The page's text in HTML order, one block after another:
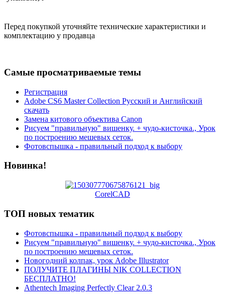
Перед покупкой уточняйте технические характеристики и
комплектацию у продавца
Самые просматриваемые темы
Регистрация
Adobe CS6 Master Collection Русский и Английский
скачать
Замена китового объектива Canon
Рисуем "правильную" вишенку. + чудо-кисточка., Урок
по построению мешевых сеток.
Фотовспышка - правильный подход к выбору
Новинка!
CorelCAD
ТОП новых тематик
Фотовспышка - правильный подход к выбору
Рисуем "правильную" вишенку. + чудо-кисточка., Урок
по построению мешевых сеток.
Новогодний колпак, урок Adobe Illustrator
ПОЛУЧИТЕ ПЛАГИНЫ NIK COLLECTION
БЕСПЛАТНО!
Athentech Imaging Perfectly Clear 2.0.3